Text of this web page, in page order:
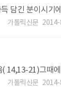
득 담긴 분이시기
가톨릭신문
14,13-21)그때에
가톨릭신문